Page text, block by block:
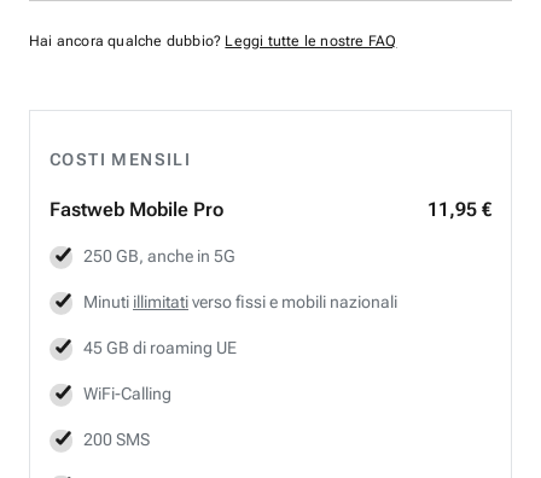
COSTI MENSILI
Fastweb Mobile Pro 11,95 €
250 GB, anche in 5G
Minuti illimitativerso fissi e mobili nazionali
45 GB di roaming UE
WiFi-Calling
200 SMS
Hai ancora qualche dubbio? Leggi tutte le nostre FAQ